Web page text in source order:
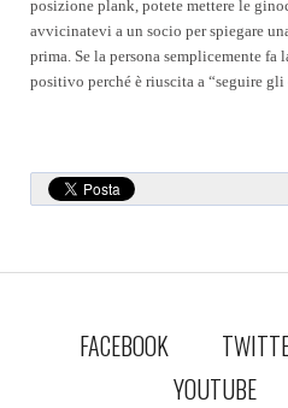
posizione plank, potete mettere le
avvicinatevi a un socio per spiegare
prima. Se la persona semplicemente
positivo perché è riuscita a “seguire
FACEBOOK
YOUTUBE